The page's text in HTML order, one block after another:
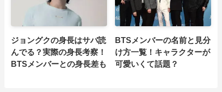
ジョングクの身長はサバ読
んでる？実際の身長考察！
BTSメンバーとの身長差も
BTSメンバーの名前と見分
け方一覧！キャラクターが
可愛いくて話題？